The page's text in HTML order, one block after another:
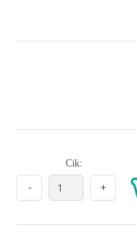
Cik: